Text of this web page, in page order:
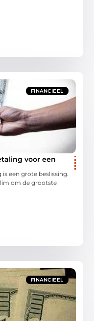
FINANCIEEL
voor een
een grote beslissing.
om de grootste
FINANCIEEL